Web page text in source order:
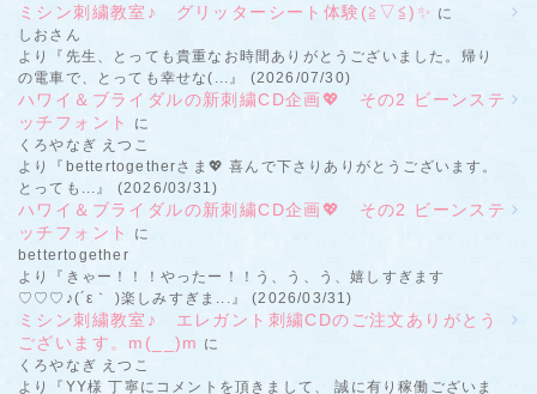
ミシン刺繍教室♪ グリッターシート体験(≧▽≦)✨ に
しおさん
より『先生、とっても貴重なお時間ありがとうございました。帰り
の電車で、とっても幸せな(...』 (2026/07/30)
ハワイ＆ブライダルの新刺繍CD企画💖 その2 ビーンステ
ッチフォント
に
くろやなぎ えつこ
より『bettertogetherさま💖 喜んで下さりありがとうございます。
とっても...』 (2026/03/31)
ハワイ＆ブライダルの新刺繍CD企画💖 その2 ビーンステ
ッチフォント
に
bettertogether
より『きゃー！！！やったー！！う、う、う、嬉しすぎます
♡♡♡♪(´ε｀ )楽しみすぎま...』 (2026/03/31)
ミシン刺繍教室♪ エレガント刺繍CDのご注文ありがとう
ございます。m(__)m に
くろやなぎ えつこ
より『YY様 丁寧にコメントを頂きまして、 誠に有り稼働ございま